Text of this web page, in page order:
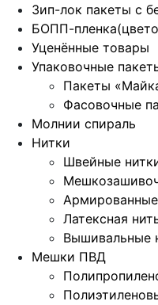
Зип-лок пакеты с
БОПП-
Уценённые товары
Упаковочные
Пакеты
Фасовочные
Молнии спираль
Нитки
Швейные
Латексная
Вышивальные
Мешки ПВД